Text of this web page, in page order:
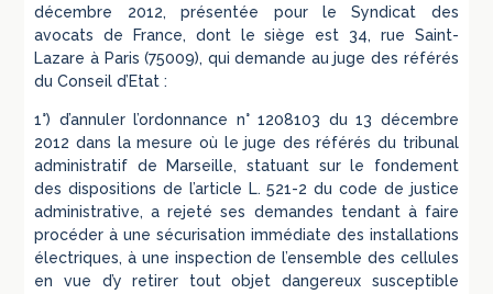
décembre 2012, présentée pour le Syndicat des
avocats de France, dont le siège est 34, rue Saint-
Lazare à Paris (75009), qui demande au juge des référés
du Conseil d’Etat :
1°) d’annuler l’ordonnance n° 1208103 du 13 décembre
2012 dans la mesure où le juge des référés du tribunal
administratif de Marseille, statuant sur le fondement
des dispositions de l’article L. 521-2 du code de justice
administrative, a rejeté ses demandes tendant à faire
procéder à une sécurisation immédiate des installations
électriques, à une inspection de l’ensemble des cellules
en vue d’y retirer tout objet dangereux susceptible